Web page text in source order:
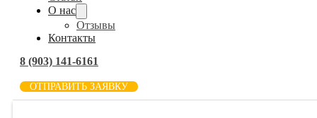
О нас
Отзывы
Контакты
8 (903) 141-6161
ОТПРАВИТЬ ЗАЯВКУ